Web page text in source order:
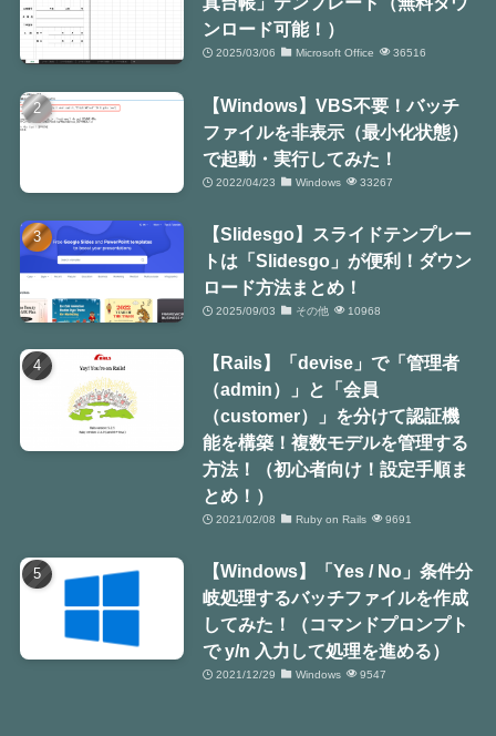
ンロード可能！）
2025/03/06 Microsoft Office 36516
【Windows】VBS不要！バッチ
ファイルを非表示（最小化状態）
で起動・実行してみた！
2022/04/23 Windows 33267
【Slidesgo】スライドテンプレー
トは「Slidesgo」が便利！ダウン
ロード方法まとめ！
2025/09/03 その他 10968
【Rails】「devise」で「管理者
（admin）」と「会員
（customer）」を分けて認証機
能を構築！複数モデルを管理する
方法！（初心者向け！設定手順ま
とめ！）
2021/02/08 Ruby on Rails 9691
【Windows】「Yes / No」条件分
岐処理するバッチファイルを作成
してみた！（コマンドプロンプト
で y/n 入力して処理を進める）
2021/12/29 Windows 9547